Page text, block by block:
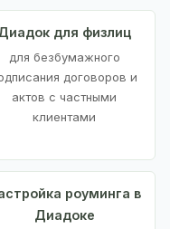
для физлиц
для безбумажного
договоров и
актов с частными
клиентами
роуминга в
Диадоке